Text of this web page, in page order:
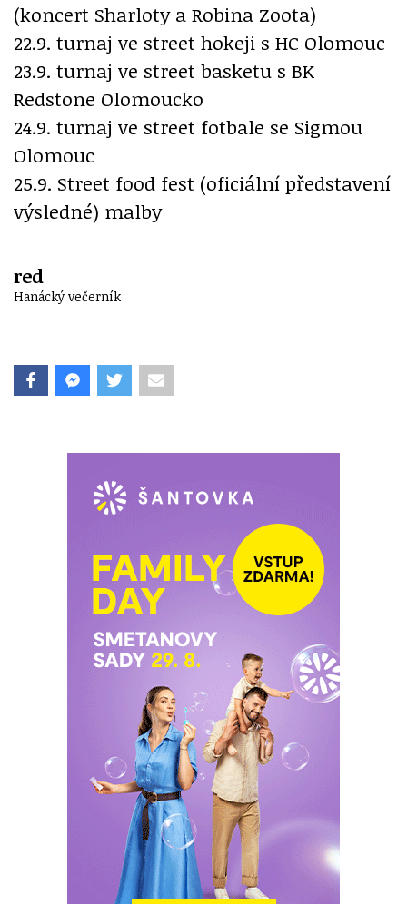
(koncert Sharloty a Robina Zoota)
22.9. turnaj ve street hokeji s HC Olomouc
23.9. turnaj ve street basketu s BK
Redstone Olomoucko
24.9. turnaj ve street fotbale se Sigmou
Olomouc
25.9. Street food fest (oficiální představení
výsledné) malby
red
Hanácký večerník